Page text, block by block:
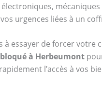
urgences liées à un
à essayer de forcer
à Herbeumont
l’accès à vos